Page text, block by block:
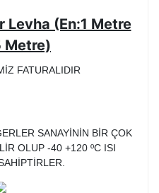
Levha (En:1 Metre
Metre)
FATURALIDIR
SANAYİNİN BİR ÇOK
OLUP -40 +120 ºC ISI